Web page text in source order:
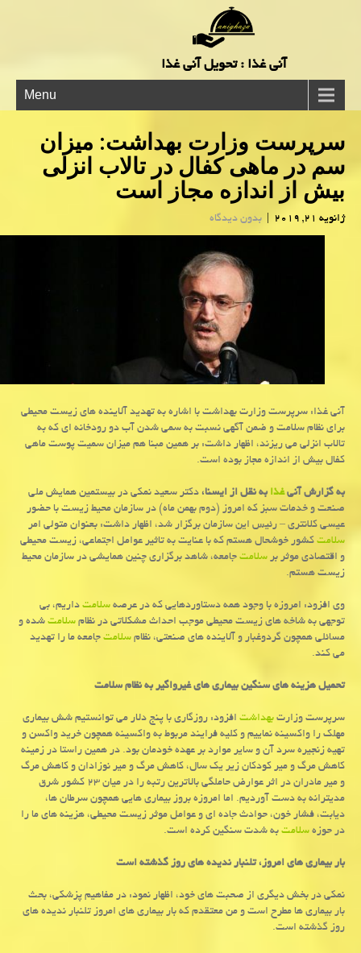
آنی غذا : تحویل آنی غذا
Menu
سرپرست وزارت بهداشت: میزان
سم در ماهی كفال در تالاب انزلی
بیش از اندازه مجاز است
ژانویه 21, 2019 | بدون دیدگاه
آنی غذا: سرپرست وزارت بهداشت با اشاره به تهدید آلاینده های زیست محیطی
برای نظام سلامت و ضمن آگهی نسبت به سمی شدن آب دو رودخانه ای كه به
تالاب انزلی می ریزند، اظهار داشت: بر همین مبنا هم میزان سمیت پوست ماهی
كفال بیش از اندازه مجاز بوده است.
به گزارش آنیغذابه نقل از ایسنا،دكتر سعید نمكی در بیستمین همایش ملی
صنعت و خدمات سبز كه امروز (دوم بهمن ماه) در سازمان محیط زیست با حضور
عیسی كلانتری – رئیس این سازمان برگزار شد، اظهار داشت: بعنوان متولی امر
سلامتكشور خوشحال هستم كه با عنایت به تاثیر عوامل اجتماعی، زیست محیطی
و اقتصادی موثر برسلامتجامعه، شاهد برگزاری چنین همایشی در سازمان محیط
زیست هستم.
وی افزود: امروزه با وجود همه دستاوردهایی كه در عرصهسلامتداریم، بی
توجهی به شاخه های زیست محیطی موجب احداث مشكلاتی در نظامسلامتشده و
مسائلی همچون گردوغبار و آلاینده های صنعتی، نظامسلامتجامعه ما را تهدید
می كند.
تحمیل هزینه های سنگین بیماری های غیرواگیر به نظام سلامت
سرپرست وزارتبهداشتافزود: روزگاری با پنج دلار می توانستیم شش بیماری
مهلك را واكسینه نماییم و كلیه فرایند مربوط به واكسینه همچون خرید واكسن و
تهیه زنجیره سرد آن و سایر موارد بر عهده خودمان بود. در همین راستا در زمینه
كاهش مرگ و میر كودكان زیر یك سال، كاهش مرگ و میر نوزادان و كاهش مرگ
و میر مادران در اثر عوارض حاملگی بالاترین رتبه را در میان ۲۳ كشور شرق
مدیترانه به دست آوردیم. اما امروزه بروز بیماری هایی همچون سرطان ها،
دیابت، فشار خون، حوادث جاده ای و عوامل موثر زیست محیطی، هزینه های ما را
در حوزهسلامتبه شدت سنگین كرده است.
بار بیماری های امروز، تلنبار ندیده های روز گذشته است
نمكی در بخش دیگری از صحبت های خود، اظهار نمود: در مفاهیم پزشكی، بحث
بار بیماری ها مطرح است و من معتقدم كه بار بیماری های امروز تلنبار ندیده های
روز گذشته است.